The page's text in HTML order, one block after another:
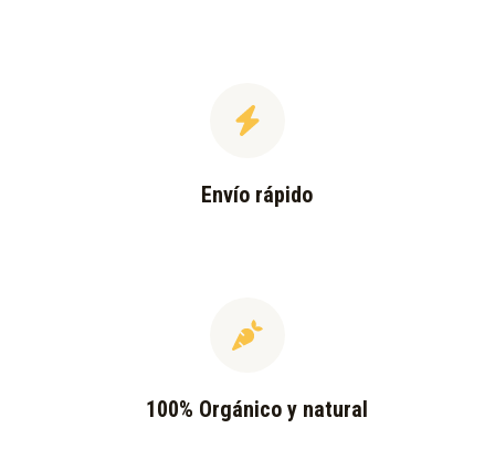
Envío rápido
100% Orgánico y natural